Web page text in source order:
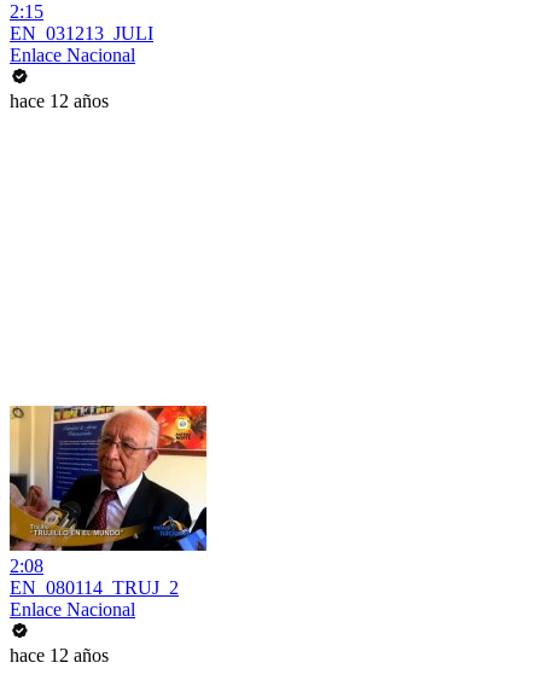
2:15
EN_031213_JULI
Enlace Nacional
hace 12 años
2:08
EN_080114_TRUJ_2
Enlace Nacional
hace 12 años